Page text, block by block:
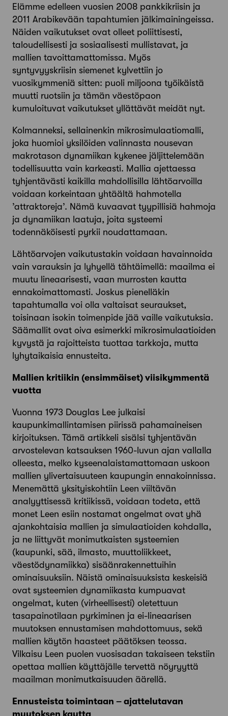
Elämme edelleen vuosien 2008 pankkikriisin ja
2011 Arabikevään tapahtumien jälkimainingeissa.
Näiden vaikutukset ovat olleet poliittisesti,
taloudellisesti ja sosiaalisesti mullistavat, ja
mallien tavoittamattomissa. Myös
syntyvyyskriisin siemenet kylvettiin jo
vuosikymmeniä sitten: puoli miljoona työikäistä
muutti ruotsiin ja tämän väestöpaon
kumuloituvat vaikutukset yllättävät meidät nyt.
Kolmanneksi, sellainenkin mikrosimulaatiomalli,
joka huomioi yksilöiden valinnasta nousevan
makrotason dynamiikan kykenee jäljittelemään
todellisuutta vain karkeasti. Mallia ajettaessa
tyhjentävästi kaikilla mahdollisilla lähtöarvoilla
voidaan korkeintaan yhtäältä hahmotella
’attraktoreja’. Nämä kuvaavat tyypillisiä hahmoja
ja dynamiikan laatuja, joita systeemi
todennäköisesti pyrkii noudattamaan.
Lähtöarvojen vaikutustakin voidaan havainnoida
vain varauksin ja lyhyellä tähtäimellä: maailma ei
muutu lineaarisesti, vaan murrosten kautta
ennakoimattomasti. Joskus pienelläkin
tapahtumalla voi olla valtaisat seuraukset,
toisinaan isokin toimenpide jää vaille vaikutuksia.
Säämallit ovat oiva esimerkki mikrosimulaatioiden
kyvystä ja rajoitteista tuottaa tarkkoja, mutta
lyhytaikaisia ennusteita.
Mallien kritiikin (ensimmäiset) viisikymmentä
vuotta
Vuonna 1973 Douglas Lee julkaisi
kaupunkimallintamisen piirissä pahamaineisen
kirjoituksen. Tämä artikkeli sisälsi tyhjentävän
arvostelevan katsauksen 1960-luvun ajan vallalla
olleesta, melko kyseenalaistamattomaan uskoon
mallien ylivertaisuuteen kaupungin ennakoinnissa.
Menemättä yksityiskohtiin Leen viiltävän
analyyttisessä kritiikissä, voidaan todeta, että
monet Leen esiin nostamat ongelmat ovat yhä
ajankohtaisia mallien ja simulaatioiden kohdalla,
ja ne liittyvät monimutkaisten systeemien
(kaupunki, sää, ilmasto, muuttoliikkeet,
väestödynamiikka) sisäänrakennettuihin
ominaisuuksiin. Näistä ominaisuuksista keskeisiä
ovat systeemien dynamiikasta kumpuavat
ongelmat, kuten (virheellisesti) oletettuun
tasapainotilaan pyrkiminen ja ei-lineaarisen
muutoksen ennustamisen mahdottomuus, sekä
mallien käytön haasteet päätöksen teossa.
Vilkaisu Leen puolen vuosisadan takaiseen tekstiin
opettaa mallien käyttäjälle tervettä nöyryyttä
maailman monimutkaisuuden äärellä.
Ennusteista toimintaan – ajattelutavan
muutoksen kautta